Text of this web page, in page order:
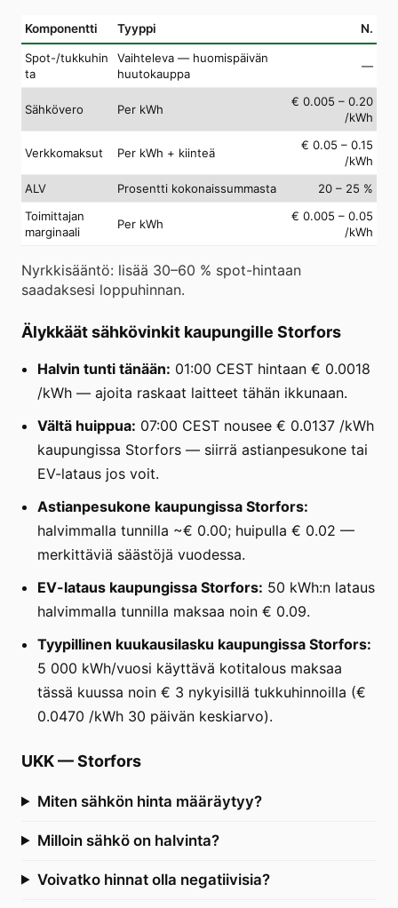
Komponentti Tyyppi N.
Spot-/tukkuhin
ta
Vaihteleva — huomispäivän
huutokauppa
—
Sähkövero Per kWh
€ 0.005 – 0.20
/kWh
Verkkomaksut Per kWh + kiinteä
€ 0.05 – 0.15
/kWh
ALV
Prosentti kokonaissummasta
20 – 25 %
Toimittajan
marginaali
Per kWh
€ 0.005 – 0.05
/kWh
Nyrkkisääntö: lisää 30–60 % spot-hintaan
saadaksesi loppuhinnan.
Älykkäät sähkövinkit kaupungille Storfors
Halvin tunti tänään: 01:00 CEST hintaan € 0.0018
/kWh — ajoita raskaat laitteet tähän ikkunaan.
Vältä huippua: 07:00 CEST nousee € 0.0137 /kWh
kaupungissa Storfors — siirrä astianpesukone tai
EV-lataus jos voit.
Astianpesukone kaupungissa Storfors:
halvimmalla tunnilla ~€ 0.00; huipulla € 0.02 —
merkittäviä säästöjä vuodessa.
EV-lataus kaupungissa Storfors: 50 kWh:n lataus
halvimmalla tunnilla maksaa noin € 0.09.
Tyypillinen kuukausilasku kaupungissa Storfors:
5 000 kWh/vuosi käyttävä kotitalous maksaa
tässä kuussa noin € 3 nykyisillä tukkuhinnoilla (€
0.0470 /kWh 30 päivän keskiarvo).
UKK—Storfors
Miten sähkön hinta määräytyy?
Milloin sähkö on halvinta?
Voivatko hinnat olla negatiivisia?